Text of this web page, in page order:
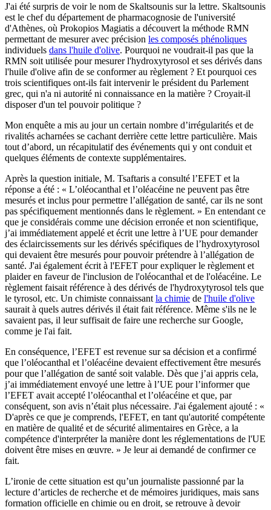
J'ai été surpris de voir le nom de Skaltsounis sur la lettre. Skaltsounis
est le chef du département de pharmacognosie de l'université
d'Athènes, où Prokopios Magiatis a découvert la méthode RMN
permettant de mesurer avec précision les composés phénoliques
individuels dans l'huile d'olive. Pourquoi ne voudrait-il pas que la
RMN soit utilisée pour mesurer l'hydroxytyrosol et ses dérivés dans
l'huile d'olive afin de se conformer au règlement ? Et pourquoi ces
trois scientifiques ont-ils fait intervenir le président du Parlement
grec, qui n'a ni autorité ni connaissance en la matière ? Croyait-il
disposer d'un tel pouvoir politique ?
Mon enquête a mis au jour un certain nombre d’irrégularités et de
rivalités acharnées se cachant derrière cette lettre particulière. Mais
tout d’abord, un récapitulatif des événements qui y ont conduit et
quelques éléments de contexte supplémentaires.
Après la question initiale, M. Tsaftaris a consulté l’EFET et la
réponse a été : « L’oléocanthal et l’oléacéine ne peuvent pas être
mesurés et inclus pour permettre l’allégation de santé, car ils ne sont
pas spécifiquement mentionnés dans le règlement. » En entendant ce
que je considérais comme une décision erronée et non scientifique,
j’ai immédiatement appelé et écrit une lettre à l’UE pour demander
des éclaircissements sur les dérivés spécifiques de l’hydroxytyrosol
qui devaient être mesurés pour pouvoir prétendre à l’allégation de
santé. J'ai également écrit à l'EFET pour expliquer le règlement et
plaider en faveur de l'inclusion de l'oléocanthal et de l'oléacéine. Le
règlement faisait référence à des dérivés de l'hydroxytyrosol tels que
le tyrosol, etc. Un chimiste connaissant la chimie de l'huile d'olive
saurait à quels autres dérivés il était fait référence. Même s'ils ne le
savaient pas, il leur suffisait de faire une recherche sur Google,
comme je l'ai fait.
En conséquence, l’EFET est revenue sur sa décision et a confirmé
que l’oléocanthal et l’oléacéine devaient effectivement être mesurés
pour que l’allégation de santé soit valable. Dès que j’ai appris cela,
j’ai immédiatement envoyé une lettre à l’UE pour l’informer que
l’EFET avait accepté l’oléocanthal et l’oléacéine et que, par
conséquent, son avis n’était plus nécessaire. J'ai également ajouté : «
D'après ce que je comprends, l'EFET, en tant qu'autorité compétente
en matière de qualité et de sécurité alimentaires en Grèce, a la
compétence d'interpréter la manière dont les réglementations de l'UE
doivent être mises en œuvre. » Je leur ai demandé de confirmer ce
fait.
L’ironie de cette situation est qu’un journaliste passionné par la
lecture d’articles de recherche et de mémoires juridiques, mais sans
formation officielle en chimie ou en droit, se retrouve à devoir